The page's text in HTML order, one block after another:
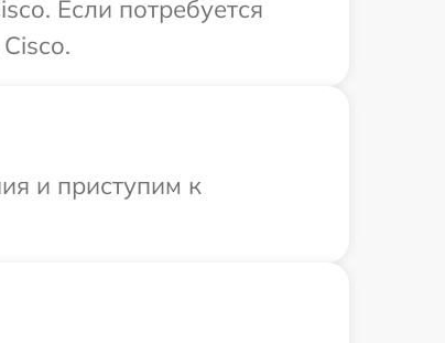
Если потребуется
и приступим к